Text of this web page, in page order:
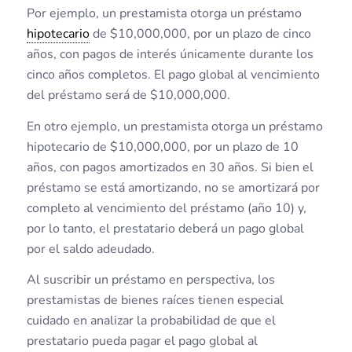
Por ejemplo, un prestamista otorga un préstamo
hipotecariode $10,000,000, por un plazo de cinco
años, con pagos de interés únicamente durante los
cinco años completos. El pago global al vencimiento
del préstamo será de $10,000,000.
En otro ejemplo, un prestamista otorga un préstamo
hipotecario de $10,000,000, por un plazo de 10
años, con pagos amortizados en 30 años. Si bien el
préstamo se está amortizando, no se amortizará por
completo al vencimiento del préstamo (año 10) y,
por lo tanto, el prestatario deberá un pago global
por el saldo adeudado.
Al suscribir un préstamo en perspectiva, los
prestamistas de bienes raíces tienen especial
cuidado en analizar la probabilidad de que el
prestatario pueda pagar el pago global al